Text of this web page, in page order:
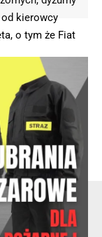
od kierowcy
o tym że Fiat
z bocznych,
w którym
że 39-
do
panowanie nad